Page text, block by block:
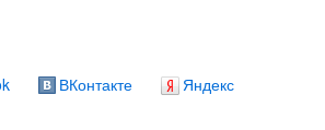
ВКонтакте Яндекс